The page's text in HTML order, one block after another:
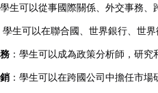
學生可以從事國際關係、外交事務
學生可以在聯合國、世界銀行、世
：學生可以成為政策分析師，研
：學生可以在跨國公司中擔任市